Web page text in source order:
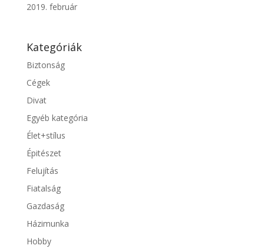
2019. február
Kategóriák
Biztonság
Cégek
Divat
Egyéb kategória
Élet+stílus
Épitészet
Felujítás
Fiatalság
Gazdaság
Házimunka
Hobby